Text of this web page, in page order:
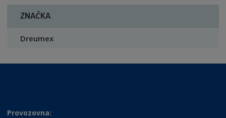
ZNAČKA
Dreumex
Provozovna: